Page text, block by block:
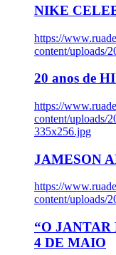
NIKE
https://
content/uploads/
20 anos de
https://
content/uploads/
335x256.jpg
JAMESON
https://
content/uploads/
“O JANTAR
4 DE MAIO